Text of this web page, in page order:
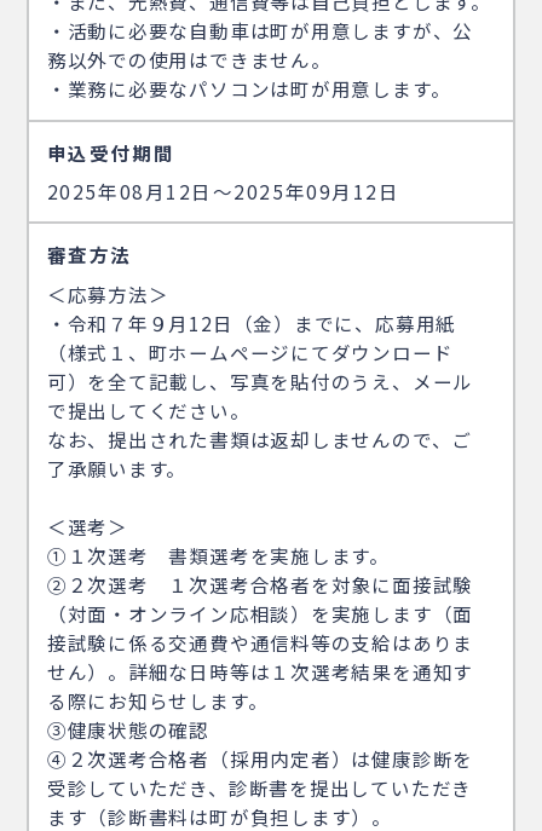
・活動に必要な自動車は町が用意しますが、公
務以外での使用はできません。
・業務に必要なパソコンは町が用意します。
申込受付期間
2025年08月12日〜2025年09月12日
審査方法
＜応募方法＞
・令和７年９月12日（金）までに、応募用紙
（様式１、町ホームページにてダウンロード
可）を全て記載し、写真を貼付のうえ、メール
で提出してください。
なお、提出された書類は返却しませんので、ご
了承願います。
＜選考＞
①１次選考 書類選考を実施します。
②２次選考 １次選考合格者を対象に面接試験
（対面・オンライン応相談）を実施します（面
接試験に係る交通費や通信料等の支給はありま
せん）。詳細な日時等は１次選考結果を通知す
る際にお知らせします。
③健康状態の確認
④２次選考合格者（採用内定者）は健康診断を
受診していただき、診断書を提出していただき
ます（診断書料は町が負担します）。